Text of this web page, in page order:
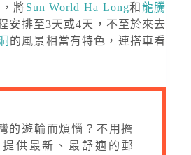
將Sun World Ha Long和 龍騰
安排至3天或4天，不至於來去
的風景相當有特色，連搭車看
的遊輪而煩惱？不用擔
供最新、最舒適的郵